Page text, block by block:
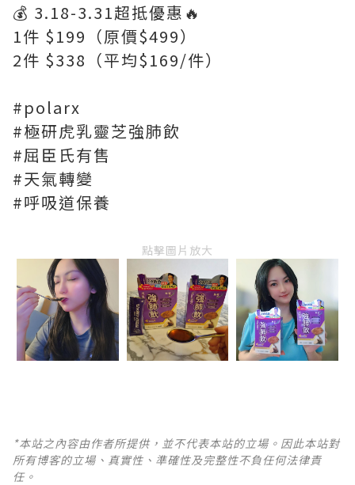
💰 3.18-3.31超抵優惠🔥
1件 $199（原價$499）
2件 $338（平均$169/件）
#polarx
#極研虎乳靈芝強肺飲
#屈臣氏有售
#天氣轉變
#呼吸道保養
點擊圖片放大
*本站之內容由作者所提供，並不代表本站的立場。因此本站對
所有博客的立場、真實性、準確性及完整性不負任何法律責
任。